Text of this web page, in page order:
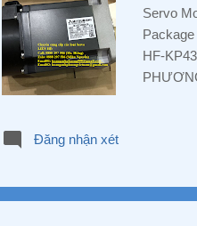
Servo
HF-
#DaiLy
Đăng nhận xét